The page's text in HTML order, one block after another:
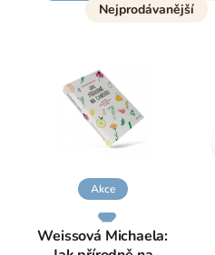
Nejprodávanější
Akce
Weissová Michaela: